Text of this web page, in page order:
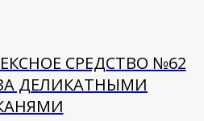
СРЕДСТВО №62
ДЕЛИКАТНЫМИ